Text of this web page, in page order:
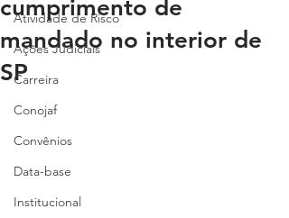
Atividade de Risco
Ações Judiciais
Carreira
Conojaf
Convênios
Data-base
Institucional
cumprimento de
mandado no interior de
SP